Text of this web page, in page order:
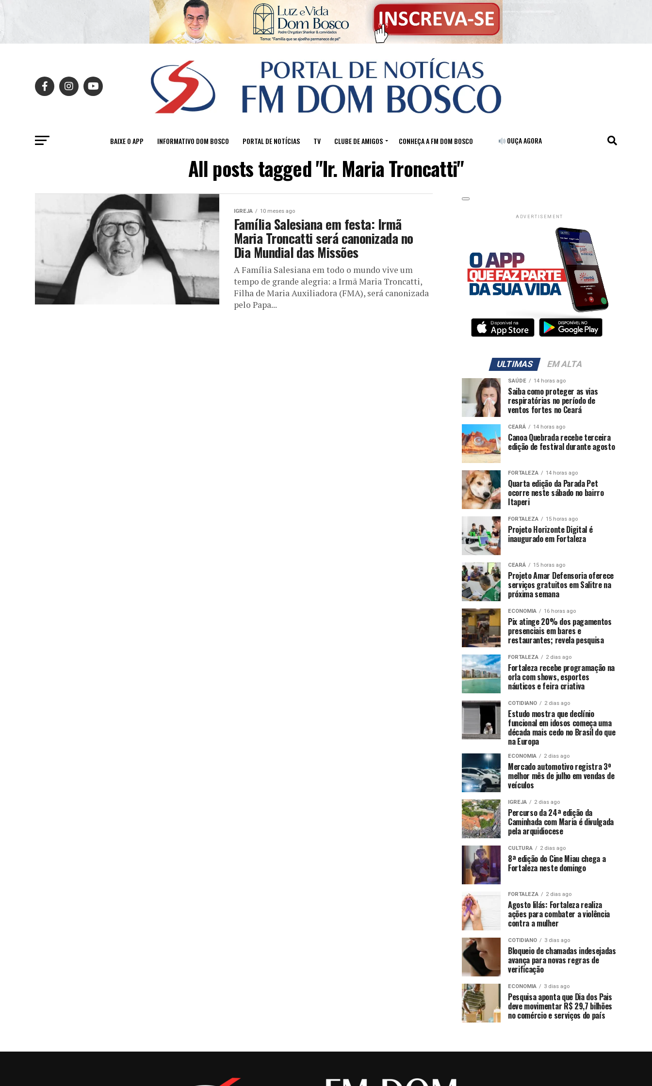
BAIXE O APP INFORMATIVO DOM BOSCO PORTAL DE NOTÍCIAS TV CLUBE DE AMIGOS CONHEÇA A FM DOM BOSCO OUÇA AGORA
All posts tagged "Ir. Maria Troncatti"
IGREJA 10 meses ago
Família Salesiana em festa: Irmã
Maria Troncatti será canonizada no
Dia Mundial das Missões
A Família Salesiana em todo o mundo vive um
tempo de grande alegria: a Irmã Maria Troncatti,
Filha de Maria Auxiliadora (FMA), será canonizada
pelo Papa...
ADVERTISEMENT
ULTIMAS EM ALTA
SAÚDE 14 horas ago
Saiba como proteger as vias
respiratórias no período de
ventos fortes no Ceará
CEARÁ 14 horas ago
Canoa Quebrada recebe terceira
edição de festival durante agosto
FORTALEZA 14 horas ago
Quarta edição da Parada Pet
ocorre neste sábado no bairro
Itaperi
FORTALEZA 15 horas ago
Projeto Horizonte Digital é
inaugurado em Fortaleza
CEARÁ 15 horas ago
Projeto Amar Defensoria oferece
serviços gratuitos em Salitre na
próxima semana
ECONOMIA 16 horas ago
Pix atinge 20% dos pagamentos
presenciais em bares e
restaurantes; revela pesquisa
FORTALEZA 2 dias ago
Fortaleza recebe programação na
orla com shows, esportes
náuticos e feira criativa
COTIDIANO 2 dias ago
Estudo mostra que declínio
funcional em idosos começa uma
década mais cedo no Brasil do que
na Europa
ECONOMIA 2 dias ago
Mercado automotivo registra 3º
melhor mês de julho em vendas de
veículos
IGREJA 2 dias ago
Percurso da 24ª edição da
Caminhada com Maria é divulgada
pela arquidiocese
CULTURA 2 dias ago
8ª edição do Cine Miau chega a
Fortaleza neste domingo
FORTALEZA 2 dias ago
Agosto lilás: Fortaleza realiza
ações para combater a violência
contra a mulher
COTIDIANO 3 dias ago
Bloqueio de chamadas indesejadas
avança para novas regras de
verificação
ECONOMIA 3 dias ago
Pesquisa aponta que Dia dos Pais
deve movimentar R$ 29,7 bilhões
no comércio e serviços do país